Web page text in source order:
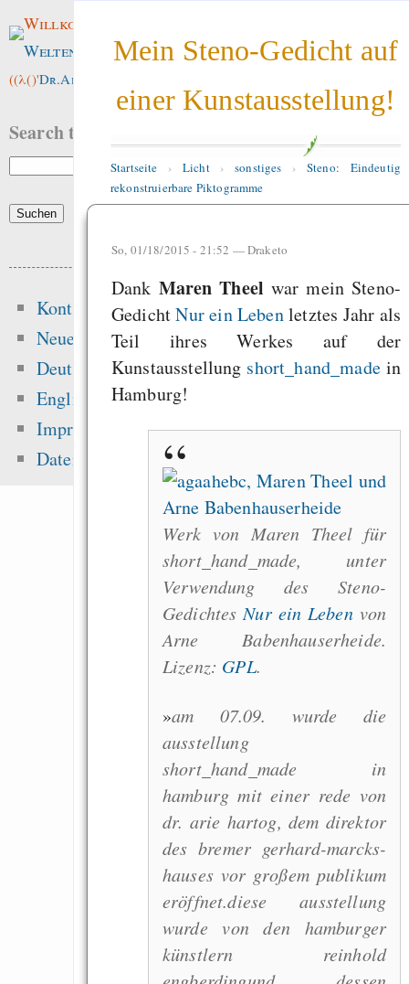
Mein Steno-Gedicht auf
einer Kunstausstellung!
Startseite › Licht›sonstiges › Steno: Eindeutig
rekonstruierbare Piktogramme
So, 01/18/2015 - 21:52 —Draketo
Dank Maren Theel war mein Steno-
GedichtNur ein Lebenletztes Jahr als
Teil ihres Werkes auf der
Kunstausstellung short_hand_madein
Hamburg!
Werk von Maren Theel für
short_hand_made, unter
Verwendung des Steno-
Gedichtes Nur ein Lebenvon
Arne Babenhauserheide.
Lizenz: GPL.
»am 07.09. wurde die
ausstellung
short_hand_made in
hamburg mit einer rede von
dr. arie hartog, dem direktor
des bremer gerhard-marcks-
hauses vor großem publikum
eröffnet.diese ausstellung
wurde von den hamburger
künstlern reinhold
Willkommen im
Weltenwald !
((λ()'Dr.ArneBab
Search this site:
Kontakt
Neue Inhalte
Deutsch
English
Impressum
Datenschutz
Beliebte Inhalte
Heute:
sonstiges
IPCC bibtex entries
Zuletzt angezeigt:
Emacs
Advertisers
on twitter for
misleading ad
root)
sonstiges
Draketo neu: Beiträge
Alltag in
Klimaneutralen Welt
Nebelfest -